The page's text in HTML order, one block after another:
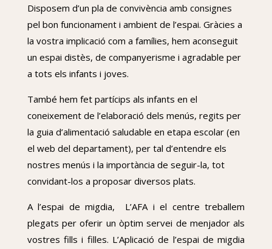
Disposem d’un pla de convivència amb consignes
pel bon funcionament i ambient de l’espai. Gràcies a
la vostra implicació com a famílies, hem aconseguit
un espai distès, de companyerisme i agradable per
a tots els infants i joves.
També hem fet partícips als infants en el
coneixement de l’elaboració dels menús, regits per
la guia d’alimentació saludable en etapa escolar (en
el web del departament), per tal d’entendre els
nostres menús i la importància de seguir-la, tot
convidant-los a proposar diversos plats.
A l’espai demigdia, L’AFA i el centre treballem
plegats per oferir un òptim servei de menjador als
vostres fills i filles. L’Aplicació de l’espai demigdia